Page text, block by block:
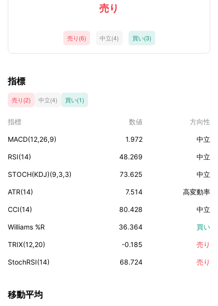
売り
売り(6) 中立(4) 買い(3)
指標
売り(2) 中立(4) 買い(1)
指標 数値 方向性
MACD(12,26,9) 1.972 中立
RSI(14) 48.269 中立
STOCH(KDJ)(9,3,3) 73.625 中立
ATR(14) 7.514 高変動率
CCI(14) 80.428 中立
Williams %R 36.364 買い
TRIX(12,20) -0.185 売り
StochRSI(14) 68.724 売り
移動平均